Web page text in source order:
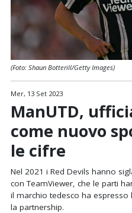
Mer, 13 Set 2023
ManUTD,
come nuovo
le cifre
Nel 2021 i Red Devils hanno
con TeamViewer, che le parti
il marchio tedesco ha
la partnership.
(Foto: Shaun Botterill/Getty Images)